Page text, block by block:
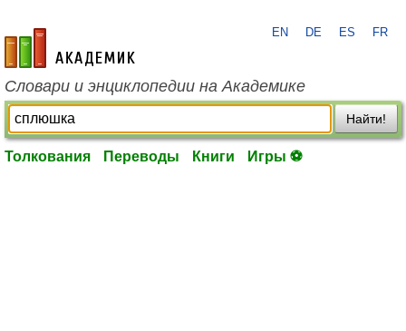
academic.ru
EN DE ES FR
Словари и энциклопедии на Академике
Найти!
Толкования Переводы Книги Игры ⚽